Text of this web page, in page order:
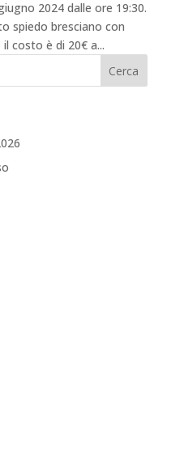
2024 dalle ore 19:30.
spiedo bresciano con
costo è di 20€ a...